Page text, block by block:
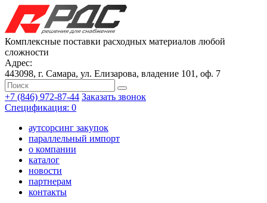
Комплексные поставки расходных материалов любой
сложности
Адрес:
443098, г. Самара, ул. Елизарова, владение 101, оф. 7
+7 (846) 972-87-44 Заказать звонок
Спецификация: 0
аутсорсинг закупок
параллельный импорт
о компании
каталог
новости
партнерам
контакты